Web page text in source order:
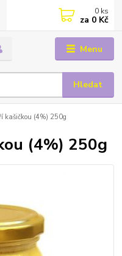
Menu
Hledat
0 ks
za 0 Kč
kašičkou (4%) 250g
(4%) 250g